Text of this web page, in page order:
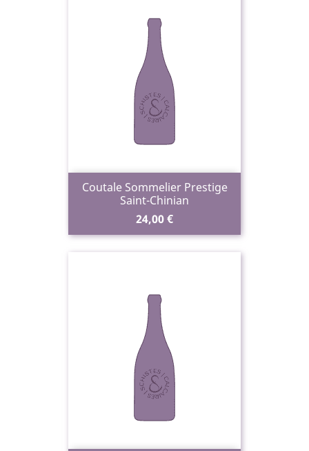
Coutale Sommelier Prestige
Saint-Chinian
Prix
24,00 €